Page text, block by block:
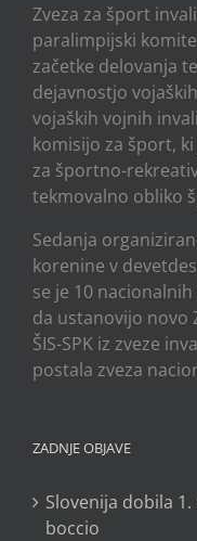
Zveza za šport
paralimpijski komite
začetke delovanja
dejavnostjo
vojaških vojnih
komisijo za šport,
za športno-
tekmovalno obliko
Sedanja
korenine v
se je 10
da ustanovijo novo
ŠIS-SPK iz zveze
postala zveza
ZADNJE OBJAVE
Slovenija dobila
boccio